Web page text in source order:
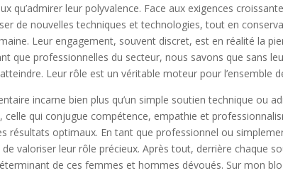
qu’admirer leur polyvalence. Face aux exigences
de nouvelles techniques et technologies, tout en
Leur engagement, souvent discret, est en réalité la
que professionnelles du secteur, nous savons que sans
Leur rôle est un véritable moteur pour l’ensemble
incarne bien plus qu’un simple soutien technique ou
celle qui conjugue compétence, empathie et
résultats optimaux. En tant que professionnel ou
valoriser leur rôle précieux. Après tout, derrière chaque
de ces femmes et hommes dévoués. Sur mon